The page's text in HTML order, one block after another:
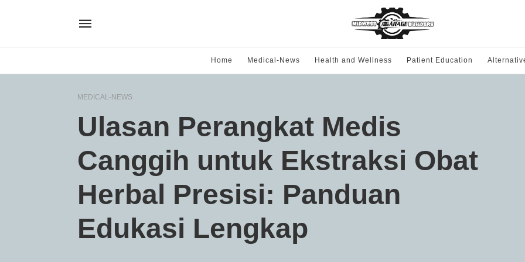
Home Medical-News Health and Wellness Patient Education
MEDICAL-NEWS
Ulasan Perangkat Medis
Canggih untuk Ekstraksi Obat
Herbal Presisi: Panduan
Edukasi Lengkap